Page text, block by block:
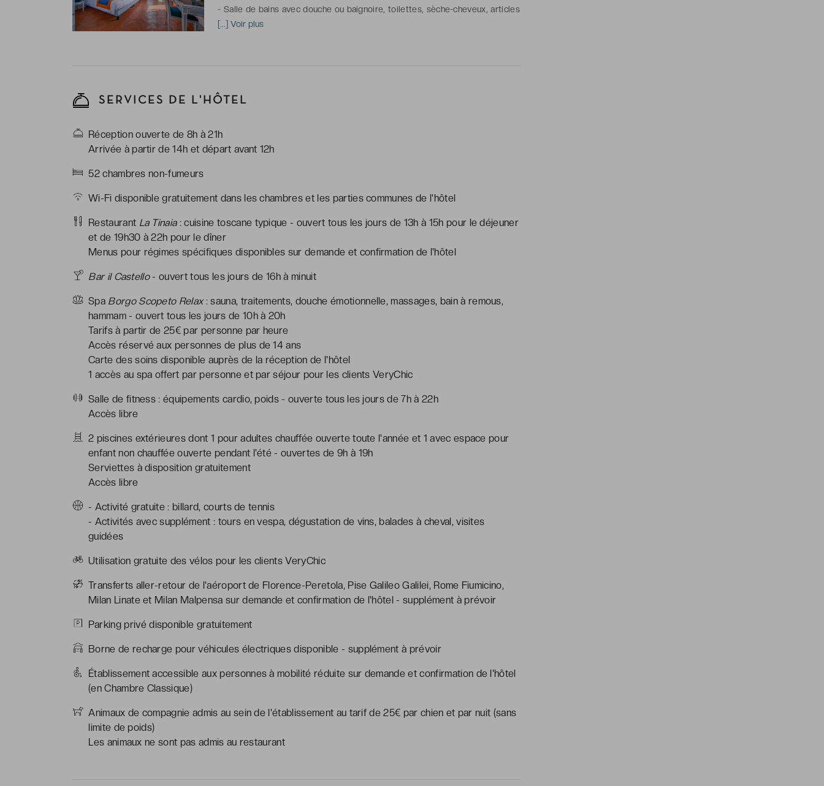
- Salle de bains avec douche ou baignoire, toilettes, sèche-cheveux, articles
de toilette gratuits
[...] Voir plus
SERVICES DE L'HÔTEL
Réception ouverte de 8h à 21h
Arrivée à partir de 14h et départ avant 12h
52 chambres non-fumeurs
Wi-Fi disponible gratuitement dans les chambres et les parties communes de l'hôtel
Restaurant La Tinaia: cuisine toscane typique - ouvert tous les jours de 13h à 15h pour le déjeuner
et de 19h30 à 22h pour le dîner
Menus pour régimes spécifiques disponibles sur demande et confirmation de l'hôtel
Bar il Castello- ouvert tous les jours de 16h à minuit
Spa Borgo Scopeto Relax: sauna, traitements, douche émotionnelle, massages, bain à remous,
hammam - ouvert tous les jours de 10h à 20h
Tarifs à partir de 25€ par personne par heure
Accès réservé aux personnes de plus de 14 ans
Carte des soins disponible auprès de la réception de l'hôtel
1 accès au spa offert par personne et par séjour pour les clients VeryChic
Salle de fitness : équipements cardio, poids - ouverte tous les jours de 7h à 22h
Accès libre
2 piscines extérieures dont 1 pour adultes chauffée ouverte toute l'année et 1 avec espace pour
enfant non chauffée ouverte pendant l'été - ouvertes de 9h à 19h
Serviettes à disposition gratuitement
Accès libre
- Activité gratuite : billard, courts de tennis
- Activités avec supplément : tours en vespa, dégustation de vins, balades à cheval, visites
guidées
Utilisation gratuite des vélos pour les clients VeryChic
Transferts aller-retour de l'aéroport de Florence-Peretola, Pise Galileo Galilei, Rome Fiumicino,
Milan Linate et Milan Malpensa sur demande et confirmation de l'hôtel - supplément à prévoir
Parking privé disponible gratuitement
Borne de recharge pour véhicules électriques disponible - supplément à prévoir
Établissement accessible aux personnes à mobilité réduite sur demande et confirmation de l'hôtel
(en Chambre Classique)
Animaux de compagnie admis au sein de l'établissement au tarif de 25€ par chien et par nuit (sans
limite de poids)
Les animaux ne sont pas admis au restaurant